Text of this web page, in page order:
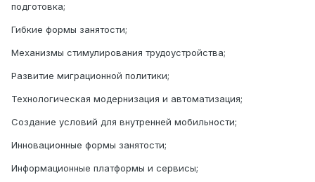
подготовка;
Гибкие формы занятости;
Механизмы стимулирования трудоустройства;
Развитие миграционной политики;
Технологическая модернизация и автоматизация;
Создание условий для внутренней мобильности;
Инновационные формы занятости;
Информационные платформы и сервисы;